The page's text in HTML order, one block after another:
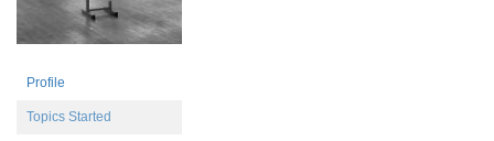
Profile
Topics Started